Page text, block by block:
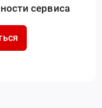
сервиса